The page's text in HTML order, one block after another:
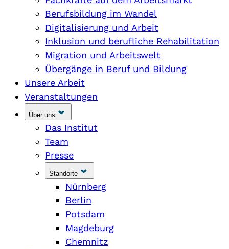
Berufsbildung im Wandel
Digitalisierung und Arbeit
Inklusion und berufliche Rehabilitation
Migration und Arbeitswelt
Übergänge in Beruf und Bildung
Unsere Arbeit
Veranstaltungen
Über uns
Das Institut
Team
Presse
Standorte
Nürnberg
Berlin
Potsdam
Magdeburg
Chemnitz